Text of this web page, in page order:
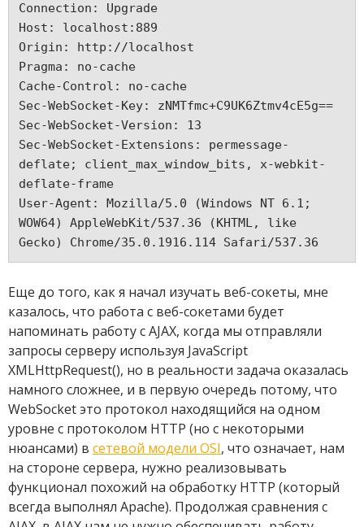
Connection: Upgrade
Host: localhost:889
Origin: http://localhost
Pragma: no-cache
Cache-Control: no-cache
Sec-WebSocket-Key: zNMTfmc+C9UK6Ztmv4cE5g==
Sec-WebSocket-Version: 13
Sec-WebSocket-Extensions: permessage-
deflate; client_max_window_bits, x-webkit-
deflate-frame
User-Agent: Mozilla/5.0 (Windows NT 6.1;
WOW64) AppleWebKit/537.36 (KHTML, like
Еще до того, как я начал изучать веб-сокеты, мне
казалось, что работа с веб-сокетами будет
напоминать работу с AJAX, когда мы отправляли
запросы серверу используя JavaScript
XMLHttpRequest(), но в реальности задача оказалась
намного сложнее, и в первую очередь потому, что
WebSocket это протокол находящийся на одном
уровне с протоколом HTTP (но с некоторыми
нюансами) в сетевой модели OSI, что означает, нам
на стороне сервера, нужно реализовывать
функционал похожий на обработку HTTP (который
всегда выполнял Apache). Продолжая сравнения с